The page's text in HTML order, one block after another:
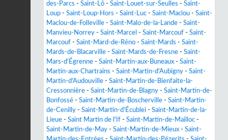
des-Parcs - Saint-Lô - Saint-Louet-sur-Seulles - Saint-
Loup - Saint-Loup-Hors - Saint-Luc - Saint-Maclou - Saint-
Maclou-de-Folleville - Saint-Malo-de-la-Lande - Saint-
Manvieu-Norrey - Saint-Marcel - Saint-Marcouf - Saint-
Marcouf - Saint-Mard-de-Réno - Saint-Mards - Saint-
Mards-de-Blacarville - Saint-Mards-de-Fresne - Saint-
Mars-d'Égrenne - Saint-Martin-aux-Buneaux - Saint-
Martin-aux-Chartrains - Saint-Martin-d'Aubigny - Saint-
Martin-d'Audouville - Saint-Martin-de-Bienfaite-la-
Cressonnière - Saint-Martin-de-Blagny - Saint-Martin-de-
Bonfossé - Saint-Martin-de-Boscherville - Saint-Martin-
de-Cenilly - Saint-Martin-d'Écublei - Saint-Martin-de-la-
Lieue - Saint Martin de l'If - Saint-Martin-de-Mailloc -
Saint-Martin-de-May - Saint-Martin-de-Mieux - Saint-